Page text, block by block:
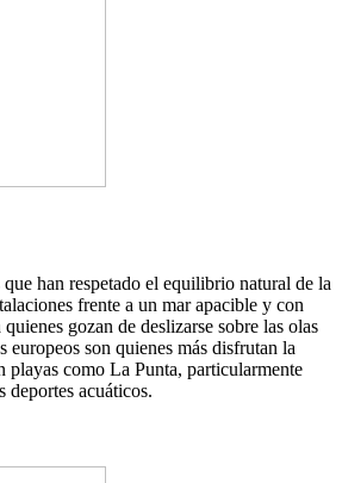
han respetado el equilibrio natural de la
frente a un mar apacible y con
gozan de deslizarse sobre las olas
europeos son quienes más disfrutan la
playas como La Punta, particularmente
deportes acuáticos.